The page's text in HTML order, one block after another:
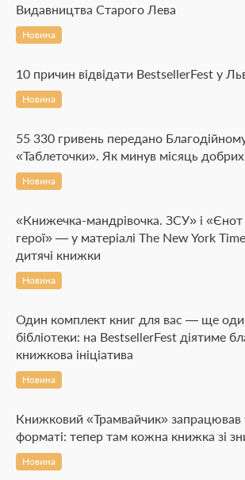
Видавництва Старого Лева
Новина
10 причин відвідати BestsellerFest у
Новина
55 330 гривень передано
«Таблеточки». Як минув місяць
Новина
«Книжечка-мандрівочка. ЗСУ» і «Єнот
герої» — у матеріалі The New York
дитячі книжки
Новина
Один комплект книг для вас — ще
бібліотеки: на BestsellerFest діятиме
книжкова ініціатива
Новина
Книжковий «Трамвайчик» запрацював
форматі: тепер там кожна книжка зі
Новина